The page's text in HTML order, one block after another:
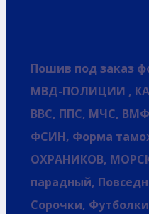
Пошив под заказ
МВД-ПОЛИЦИИ ,
ВВС, ППС, МЧС,
ФСИН, Форма
ОХРАНИКОВ,
парадный,
Сорочки,